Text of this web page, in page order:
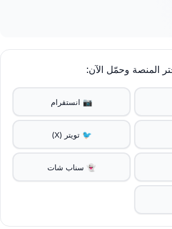
المنصة وحمّل الآن:
📷 انستقرام
🐦 تويتر (X)
👻 سناب شات